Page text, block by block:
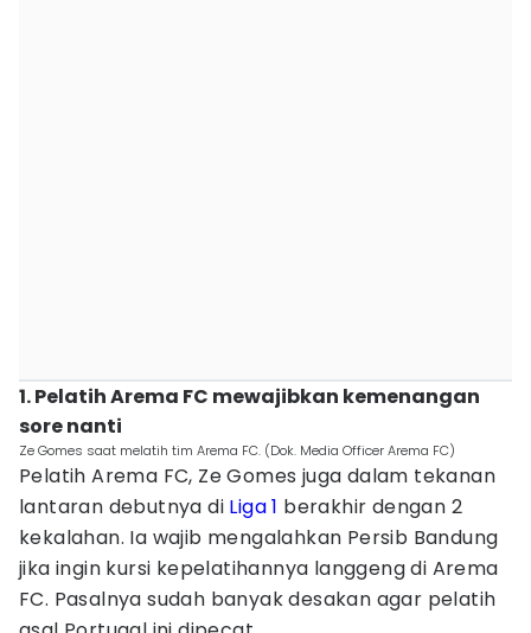
1. Pelatih Arema FC mewajibkan kemenangan
sore nanti
Ze Gomes saat melatih tim Arema FC. (Dok. Media Officer Arema FC)
Pelatih Arema FC, Ze Gomes juga dalam tekanan
lantaran debutnya di Liga 1 berakhir dengan 2
kekalahan. Ia wajib mengalahkan Persib Bandung
jika ingin kursi kepelatihannya langgeng di Arema
FC. Pasalnya sudah banyak desakan agar pelatih